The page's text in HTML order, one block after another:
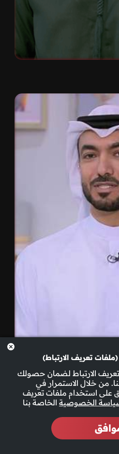
تعريف الارتباط)
الارتباط لضمان حصولك
من خلال الاستمرار في
على استخدام ملفات تعريف
الخصوصية الخاصة بنا